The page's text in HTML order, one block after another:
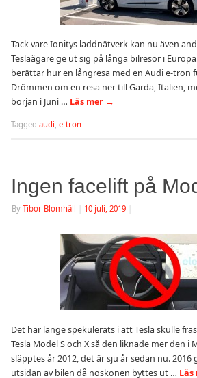
Tack vare Ionitys laddnätverk kan nu även
Teslaägare ge ut sig på långa bilresor i
berättar hur en långresa med en Audi e-tron
Drömmen om en resa ner till Garda, Italien,
början i Juni … Läs mer →
Tagged audi, e-tron
Ingen facelift på
By Tibor Blomhäll 10 juli, 2019
Det har länge spekulerats i att Tesla skulle
Tesla Model S och X så den liknade mer den i
släpptes år 2012, det är sju år sedan nu.
utsidan av bilen då noskonen byttes ut … Läs